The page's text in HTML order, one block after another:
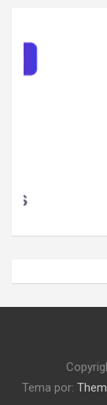
Tema por: